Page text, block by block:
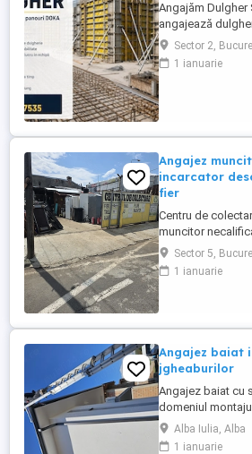
Angajăm Dulgher
angajează
domeniul
Experiență în
constituie
Sector 2,
1 ianuarie
Angajez
incarcator
fier
Centru de
muncitor
taie cu flexul, sa
neferoase Cupru,
program lucru 09-
Contact
Sector 5,
1 ianuarie
Angajez baiat
jgheaburilor
Angajez baiat cu
domeniul
aluminiu.Se
incepe de la 5000
Alba Iulia, Alba
1 ianuarie